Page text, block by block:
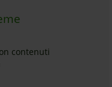
contenuti